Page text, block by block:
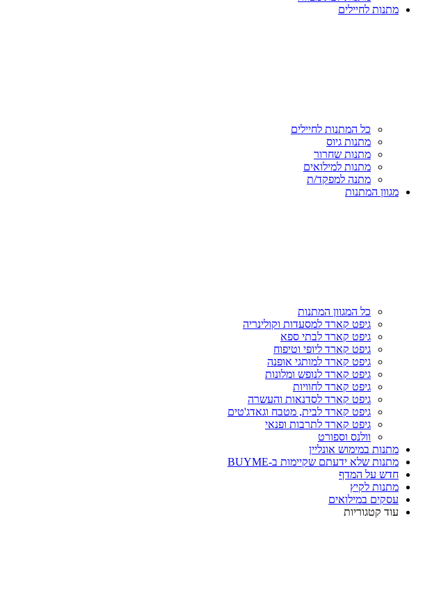
מתנות לחיילים
כל המתנות לחיילים
מתנות גיוס
מתנות שחרור
מתנות למילואים
מתנה למפקד/ת
מגוון המתנות
כל המגוון המתנות
גיפט קארד למסעדות וקולינריה
גיפט קארד לבתי ספא
גיפט קארד ליופי וטיפוח
גיפט קארד למותגי אופנה
גיפט קארד לנופש ומלונות
גיפט קארד לחוויות
גיפט קארד לסדנאות והעשרה
גיפט קארד לבית, מטבח וגאדג'טים
גיפט קארד לתרבות ופנאי
וולנס וספורט
מתנות במימוש אונליין
מתנות שלא ידעתם שקיימות ב-BUYME
חדש על המדף
מתנות לקיץ
עסקים במילואים
עוד קטגוריות